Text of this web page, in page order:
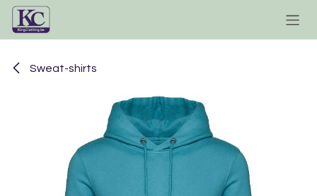
Se rendre au contenu
Sweat-shirts